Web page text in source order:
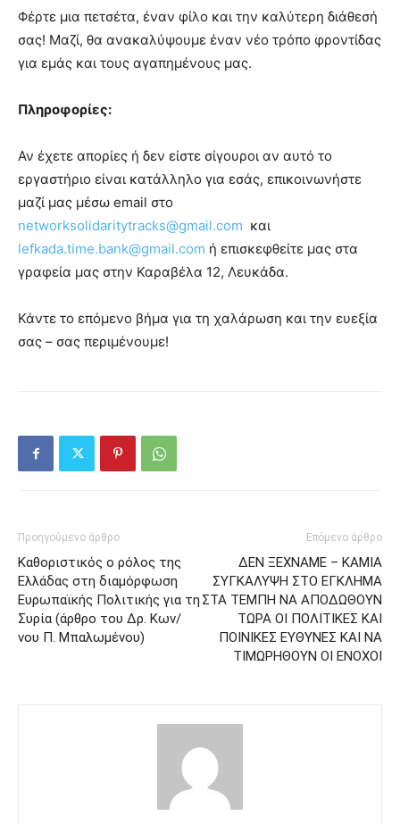
Φέρτε μια πετσέτα, έναν φίλο και την καλύτερη διάθεσή
σας! Μαζί, θα ανακαλύψουμε έναν νέο τρόπο φροντίδας
για εμάς και τους αγαπημένους μας.
Πληροφορίες:
Αν έχετε απορίες ή δεν είστε σίγουροι αν αυτό το
εργαστήριο είναι κατάλληλο για εσάς, επικοινωνήστε
μαζί μας μέσω email στο
networksolidaritytracks@gmail.com και
lefkada.time.bank@gmail.com ή επισκεφθείτε μας στα
γραφεία μας στην Καραβέλα 12, Λευκάδα.
Κάντε το επόμενο βήμα για τη χαλάρωση και την ευεξία
σας – σας περιμένουμε!
Προηγούμενο άρθρο
Καθοριστικός ο ρόλος της
Ελλάδας στη διαμόρφωση
Ευρωπαϊκής Πολιτικής για τη
Συρία (άρθρο του Δρ. Κων/
νου Π. Μπαλωμένου)
Επόμενο άρθρο
ΔΕΝ ΞΕΧΝΑΜΕ – ΚΑΜΙΑ
ΣΥΓΚΑΛΥΨΗ ΣΤΟ ΕΓΚΛΗΜΑ
ΣΤΑ ΤΕΜΠΗ ΝΑ ΑΠΟΔΩΘΟΥΝ
ΤΩΡΑ ΟΙ ΠΟΛΙΤΙΚΕΣ ΚΑΙ
ΠΟΙΝΙΚΕΣ ΕΥΘΥΝΕΣ ΚΑΙ ΝΑ
ΤΙΜΩΡΗΘΟΥΝ ΟΙ ΕΝΟΧΟΙ